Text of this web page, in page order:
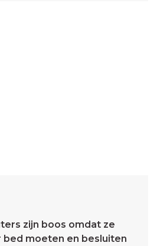
zijn boos omdat ze
bed moeten en besluiten